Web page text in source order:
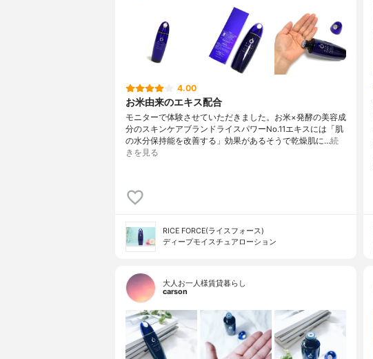
4.00
お米由来のエキス配合
モニターで体験させていただきました。お米×発酵の美容成
分のスキンケアブランドライスパワーNo.11エキスには「肌
の水分保持能を改善する」効果があるそうで乾燥肌に…続
きを見る
RICE FORCE(ライスフォース)
ディープモイスチュアローション
大人お一人様賃貸暮らし
carson